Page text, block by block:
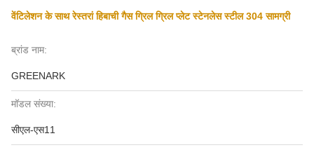
वेंटिलेशन के साथ रेस्तरां हिबाची गैस ग्रिल ग्रिल प्लेट स्टेनलेस स्टील 304 सामग्री
ब्रांड नाम:
GREENARK
मॉडल संख्या:
सीएल-एस11